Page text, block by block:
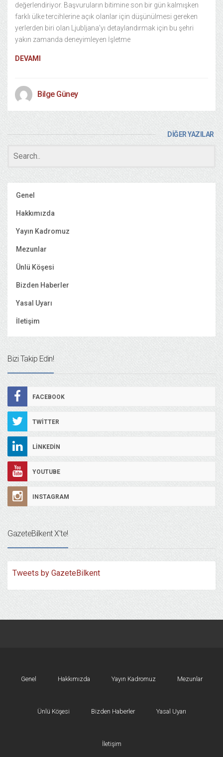
değerlendiriyor. Başvuruların bitimine son bir gün kalmışken
farklı ülke tercihlerine açık olanlar için düşünülmesi gereken
yerlerden biri olan Ljubljana’yı detaylandırmak için bu şehri
yakın zamanda deneyimleyen İşletme
DEVAMI
Bilge Güney
DİĞER YAZILAR
Genel
Hakkımızda
Yayın Kadromuz
Mezunlar
Ünlü Köşesi
Bizden Haberler
Yasal Uyarı
İletişim
Bizi Takip Edin!
FACEBOOK
TWITTER
LINKEDIN
YOUTUBE
INSTAGRAM
GazeteBilkent X’te!
Tweets by GazeteBilkent
Genel Hakkımızda Yayın Kadromuz Mezunlar
Ünlü Köşesi Bizden Haberler Yasal Uyarı
İletişim